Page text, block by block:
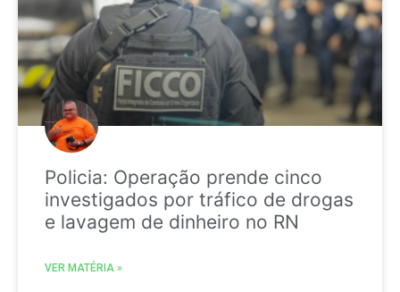
Policia: Operação prende cinco
investigados por tráfico de drogas
e lavagem de dinheiro no RN
VER MATÉRIA »